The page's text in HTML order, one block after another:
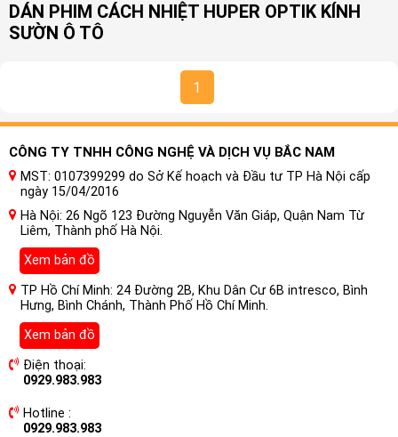
DÁN PHIM CÁCH NHIỆT HUPER OPTIK KÍNH
SƯỜN Ô TÔ
1
CÔNG TY TNHH CÔNG NGHỆ VÀ DỊCH VỤ BẮC NAM
MST: 0107399299 do Sở Kế hoạch và Đầu tư TP Hà Nội cấp
ngày 15/04/2016
Hà Nội: 26 Ngõ 123 Đường Nguyễn Văn Giáp, Quận Nam Từ
Liêm, Thành phố Hà Nội.
Xem bản đồ
TP Hồ Chí Minh: 24 Đường 2B, Khu Dân Cư 6B intresco, Bình
Hưng, Bình Chánh, Thành Phố Hồ Chí Minh.
Xem bản đồ
Điện thoại:
0929.983.983
Hotline :
0929.983.983